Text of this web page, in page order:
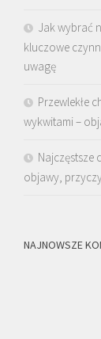
Jak wybrać
kluczowe
uwagę
Przewlekłe
wykwitami –
Najczęstsze
objawy,
NAJNOWSZE